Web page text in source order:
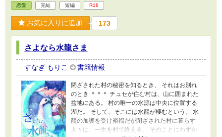
恋愛 完結 短編 R18
お気に入りに追加 173
さよなら水龍さま
すなぎ もりこ 書籍情報
閉ざされた村の秘密を知るとき、 それはお別れ
のとき ＊＊＊ チュセが住む村は、山に囲まれた
盆地にある。 村の唯一の水源は中央に位置する
湖だ。 そして、そこには水龍が棲むという。 水
龍の加護を受け裕福だが閉ざされた村に暮らす
人々は、一生を村で終える。 そのことにわずか